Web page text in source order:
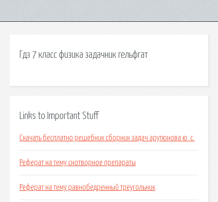
Гдз 7 класс физика задачник гельфгат
Links to Important Stuff
Скачать бесплатно решебник сборник задач арутюнова ю. с.
Реферат на тему снотворное препараты
Реферат на тему равнобедренный треугольник